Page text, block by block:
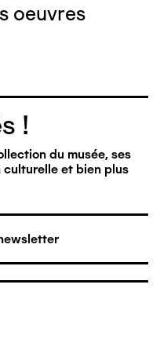
oeuvres
!
du musée, ses
et bien plus